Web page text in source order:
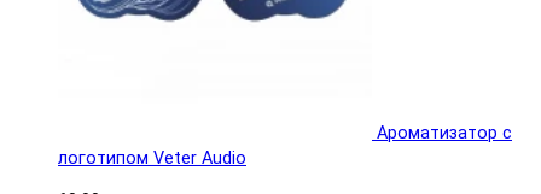
Ароматизатор с
логотипом Veter Audio